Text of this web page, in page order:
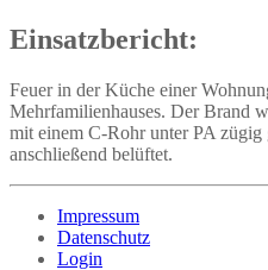
Einsatzbericht:
Feuer in der Küche einer
Mehrfamilienhauses. Der Brand
mit einem C-Rohr unter PA
anschließend belüftet.
Impressum
Datenschutz
Login